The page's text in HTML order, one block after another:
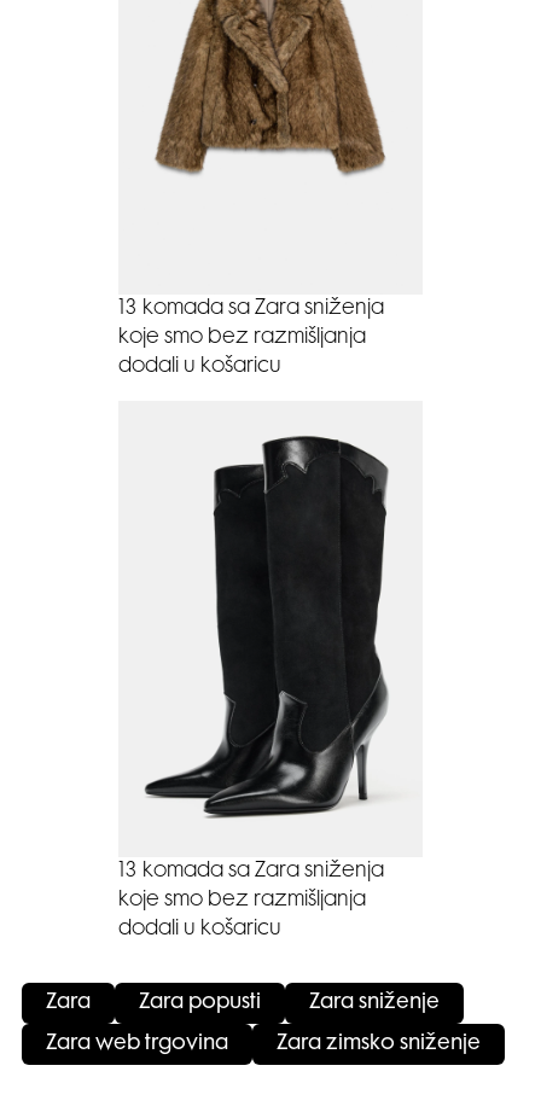
13 komada sa Zara sniženja
koje smo bez razmišljanja
dodali u košaricu
13 komada sa Zara sniženja
koje smo bez razmišljanja
dodali u košaricu
Zara Zara popusti Zara sniženje
Zara web trgovina Zara zimsko sniženje